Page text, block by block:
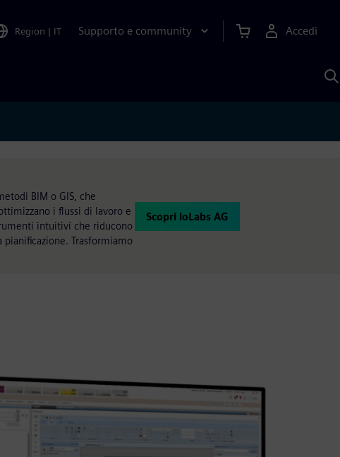
Region | IT Supporto e community Accedi
BIM o GIS, che
i flussi di lavoro e
intuitivi che riducono
Trasformiamo
Scopri ioLabs AG